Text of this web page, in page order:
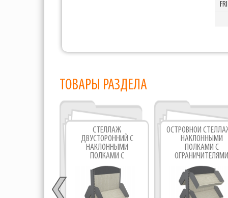
ТОВАРЫ РАЗДЕЛА
СТЕЛЛАЖ
ДВУСТОРОННИЙ С
НАКЛОННЫМИ
ПОЛКАМИ С
ОГРАНИЧИТЕЛЯМИ
ОСТРОВНОЙ
НАКЛОННЫМИ
ПОЛКАМИ С
ОГРАНИЧИТЕЛЯМИ